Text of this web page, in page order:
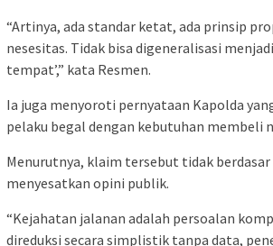
“Artinya, ada standar ketat, ada prinsip
nesesitas. Tidak bisa digeneralisasi
tempat’,” kata Resmen.
Ia juga menyoroti pernyataan Kapolda
pelaku begal dengan kebutuhan membeli
Menurutnya, klaim tersebut tidak
menyesatkan opini publik.
“Kejahatan jalanan adalah persoalan
direduksi secara simplistik tanpa data,